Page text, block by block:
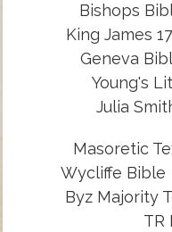
Bishops
King James
Geneva
Young's
Julia
Masoretic
Wycliffe Bible
Byz Majority
TR